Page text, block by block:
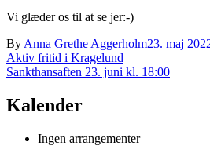
Vi glæder os til at se jer:-)
By Anna Grethe Aggerholm23. maj
Indlægsnavigation
Aktiv fritid i Kragelund
Sankthansaften 23. juni kl. 18:00
Kalender
Ingen arrangementer